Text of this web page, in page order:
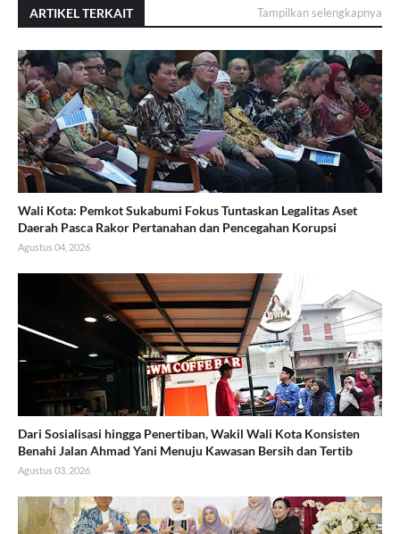
ARTIKEL TERKAIT Tampilkan selengkapnya
Wali Kota: Pemkot Sukabumi Fokus Tuntaskan Legalitas Aset
Daerah Pasca Rakor Pertanahan dan Pencegahan Korupsi
Agustus 04, 2026
Dari Sosialisasi hingga Penertiban, Wakil Wali Kota Konsisten
Benahi Jalan Ahmad Yani Menuju Kawasan Bersih dan Tertib
Agustus 03, 2026